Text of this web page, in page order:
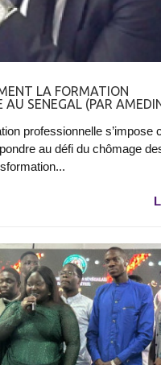
LA FORMATION
AU SENEGAL (PAR
professionnelle s’impose
au défi du chômage